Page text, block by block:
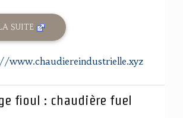
SUITE
www.chaudiereindustrielle.xyz
fioul : chaudière fuel